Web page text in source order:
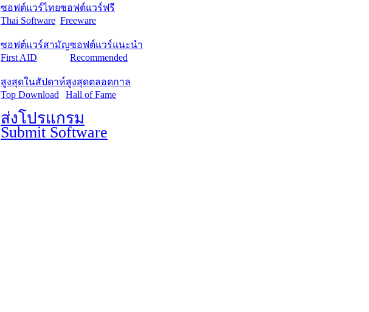
ซอฟต์แวร์ไทย
Thai Software
ซอฟต์แวร์ฟรี
Freeware
ซอฟต์แวร์สามัญ
First AID
ซอฟต์แวร์แนะนำ
Recommended
สูงสุดในสัปดาห์
Top Download
สูงสุดตลอดกาล
Hall of Fame
ส่งโปรแกรม
Submit Software